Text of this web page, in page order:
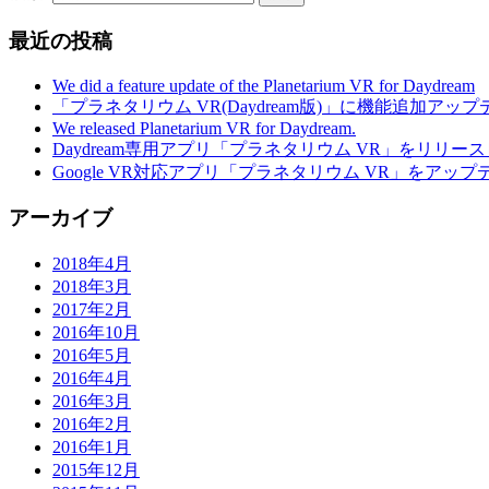
最近の投稿
We did a feature update of the Planetarium VR for Daydream
「プラネタリウム VR(Daydream版)」に機能追加アップ
We released Planetarium VR for Daydream.
Daydream専用アプリ「プラネタリウム VR」をリリー
Google VR対応アプリ「プラネタリウム VR」をアップ
アーカイブ
2018年4月
2018年3月
2017年2月
2016年10月
2016年5月
2016年4月
2016年3月
2016年2月
2016年1月
2015年12月